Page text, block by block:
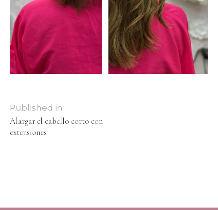
Published in
Alargar el cabello corto con
extensiones